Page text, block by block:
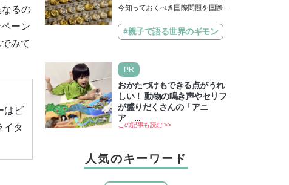
るの
ーン
みて
はビ
イタ
由とは【親子で語る国際問
今知っておくべき国際問題を国際政
る「親子で語る国際問題」。今回
は、苗字の種類…
#親子で語る世界のギモン
PR
おかたづけもできる点がうれ
しい！ 動物の鳴き声やセリフ
が盛りだくさんの「アニ
ア ...
この記事も読む >>
人気のキーワード